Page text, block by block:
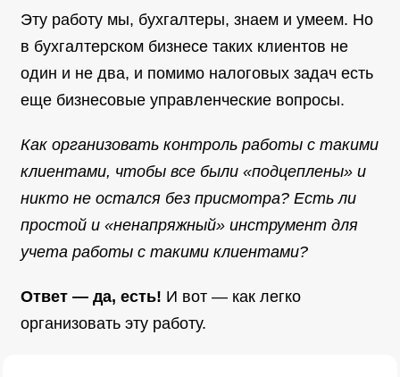
Эту работу мы, бухгалтеры, знаем и умеем. Но
в бухгалтерском бизнесе таких клиентов не
один и не два, и помимо налоговых задач есть
еще бизнесовые управленческие вопросы.
Как организовать контроль работы с такими
клиентами, чтобы все были «подцеплены» и
никто не остался без присмотра? Есть ли
простой и «ненапряжный» инструмент для
учета работы с такими клиентами?
Ответ — да, есть! И вот — как легко
организовать эту работу.